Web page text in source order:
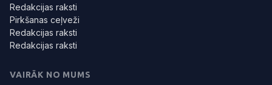
Redakcijas raksti
Pirkšanas ceļveži
Redakcijas raksti
Redakcijas raksti
VAIRĀK NO MUMS